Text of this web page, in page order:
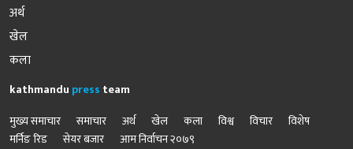
अर्थ
खेल
कला
kathmandu press team
मुख्य समाचार
समाचार अर्थ खेल कला विश्व विचार
विशेष
मर्निङ रिड
सेयर बजार आम निर्वाचन २०७९